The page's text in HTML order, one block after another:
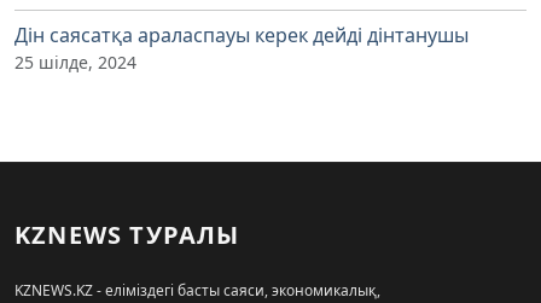
Дін саясатқа араласпауы керек дейді дінтанушы
25 шілде, 2024
KZNEWS ТУРАЛЫ
KZNEWS.KZ - еліміздегі басты саяси, экономикалық,